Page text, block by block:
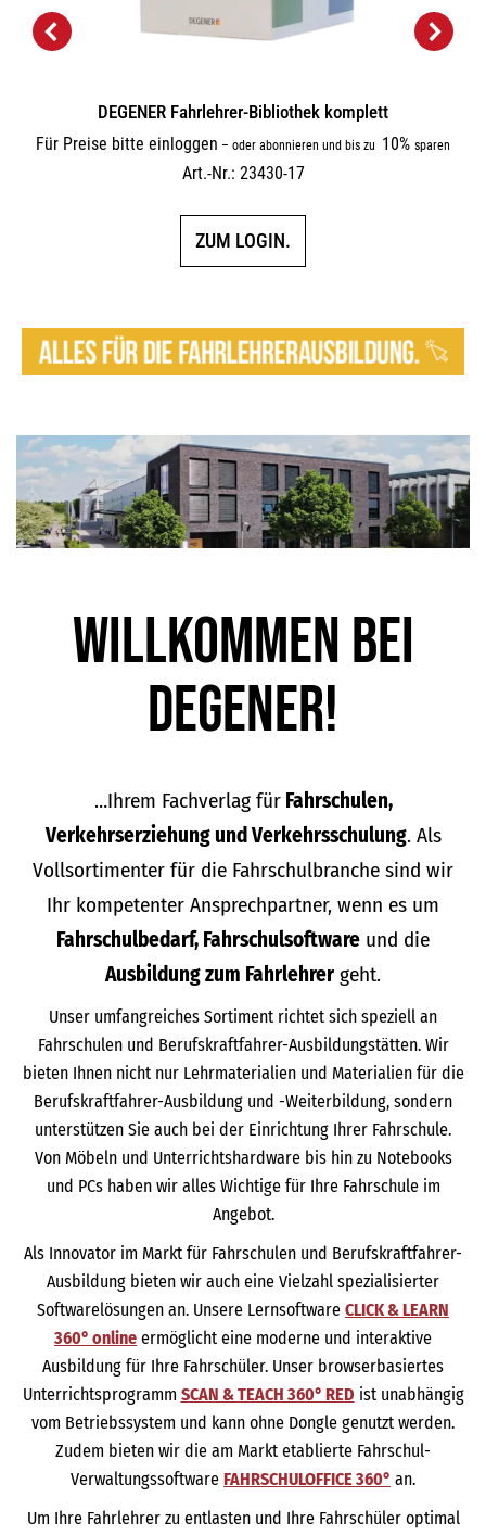
DEGENER Fahrlehrer-Bibliothek komplett
Für Preise bitte einloggen – oder abonnieren und bis zu 10% sparen
Art.-Nr.: 23430-17
ZUM LOGIN.
Willkommen bei
DEGENER!
…Ihrem Fachverlag fürFahrschulen,
Verkehrserziehung und Verkehrsschulung. Als
Vollsortimenter für die Fahrschulbranche sind wir
Ihr kompetenter Ansprechpartner, wenn es um
Fahrschulbedarf, Fahrschulsoftware und die
Ausbildung zum Fahrlehrer geht.
Unser umfangreiches Sortiment richtet sich speziell an
Fahrschulen und Berufskraftfahrer-Ausbildungstätten. Wir
bieten Ihnen nicht nur Lehrmaterialien und Materialien für die
Berufskraftfahrer-Ausbildung und -Weiterbildung, sondern
unterstützen Sie auch bei der Einrichtung Ihrer Fahrschule.
Von Möbeln und Unterrichtshardware bis hin zu Notebooks
und PCs haben wir alles Wichtige für Ihre Fahrschule im
Angebot.
Als Innovator im Markt für Fahrschulen und Berufskraftfahrer-
Ausbildung bieten wir auch eine Vielzahl spezialisierter
Softwarelösungen an. Unsere Lernsoftware CLICK & LEARN
360° online ermöglicht eine moderne und interaktive
Ausbildung für Ihre Fahrschüler. Unser browserbasiertes
Unterrichtsprogramm SCAN & TEACH 360° RED ist unabhängig
vom Betriebssystem und kann ohne Dongle genutzt werden.
Zudem bieten wir die am Markt etablierte Fahrschul-
Verwaltungssoftware FAHRSCHULOFFICE 360° an.
Um Ihre Fahrlehrer zu entlasten und Ihre Fahrschüler optimal